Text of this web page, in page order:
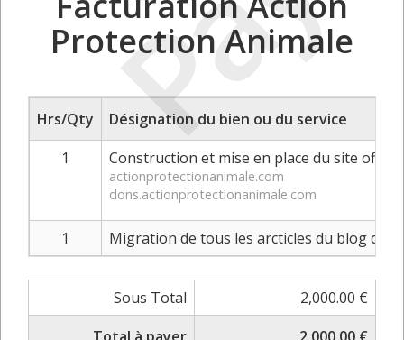
Protection Animale
Hrs/Qty
Désignation du bien ou du service
1
Construction et mise en place du site
actionprotectionanimale.com
dons.actionprotectionanimale.com
1 Migration de tous les arcticles du blog de
Sous Total
2,000.00 €